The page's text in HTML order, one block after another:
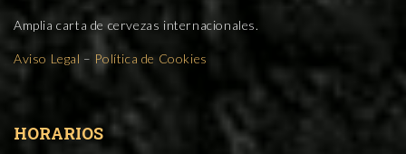
Amplia carta de cervezas internacionales.
Aviso Legal – Política de Cookies
HORARIOS